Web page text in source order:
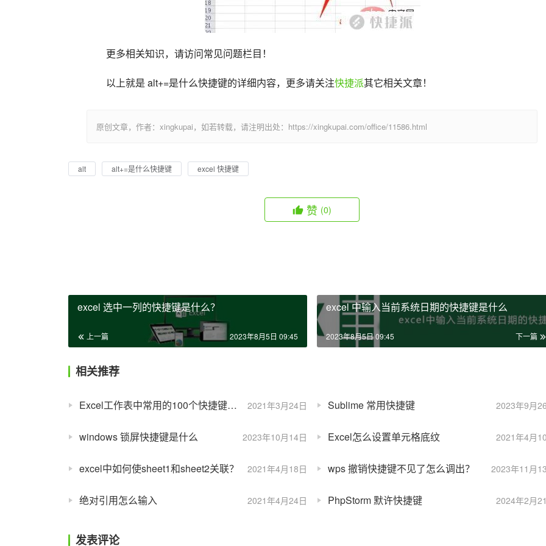
更多相关知识，请访问常见问题栏目！
以上就是 alt+=是什么快捷键的详细内容，更多请关注快捷派其它相关文章！
原创文章，作者：xingkupai，如若转载，请注明出处：https://xingkupai.com/office/11586.html
alt alt+=是什么快捷键 excel 快捷键
赞 (0)
excel 选中一列的快捷键是什么？
上一篇 2023年8月5日 09:45
excel 中输入当前系统日期的快捷键是什么
下一篇
2023年8月5日 09:45
相关推荐
2021年3月24日
Excel工作表中常用的100个快捷键应用技巧解读（一）！ 2023年9月
Sublime 常用快捷键
2023年10月14日
windows 锁屏快捷键是什么 2021年4月
Excel怎么设置单元格底纹
2021年4月18日
excel中如何使sheet1和sheet2关联？ 2023年11月
wps 撤销快捷键不见了怎么调出？
2021年4月24日
绝对引用怎么输入 2024年2月
PhpStorm 默许快捷键
发表评论